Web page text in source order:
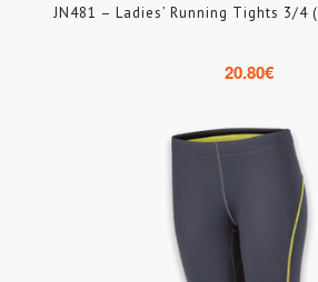
JN481 – Ladies’ Running Tights 3/
20.80€